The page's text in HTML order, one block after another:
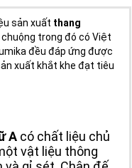
sản xuất thang
trong đó có Việt
đều đáp ứng được
xuất khắt khe đạt tiêu
A có chất liệu chủ
vật liệu thông